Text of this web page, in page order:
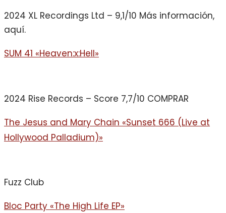
2024 XL Recordings Ltd – 9,1/10 Más información,
aquí.
SUM 41 «Heaven:x:Hell»
2024 Rise Records – Score 7,7/10 COMPRAR
The Jesus and Mary Chain «Sunset 666 (Live at
Hollywood Palladium)»
Fuzz Club
Bloc Party «The High Life EP»